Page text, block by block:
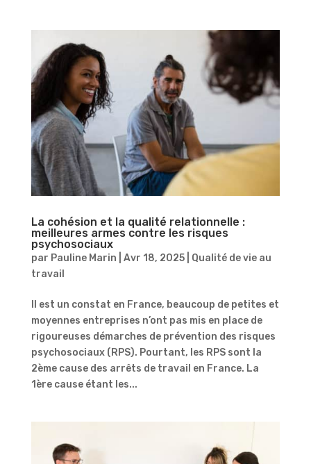
La cohésion et la qualité relationnelle :
meilleures armes contre les risques
psychosociaux
par Pauline Marin Avr 18, 2025| Qualité de vie au
travail
Il est un constat en France, beaucoup de petites et
moyennes entreprises n’ont pas mis en place de
rigoureuses démarches de prévention des risques
psychosociaux (RPS). Pourtant, les RPS sont la
2ème cause des arrêts de travail en France. La
1ère cause étant les...